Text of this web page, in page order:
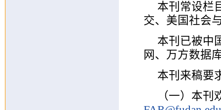
本刊常设栏
交、美国社会
本刊已被中
网、万方数据
本刊来稿要
（一）本